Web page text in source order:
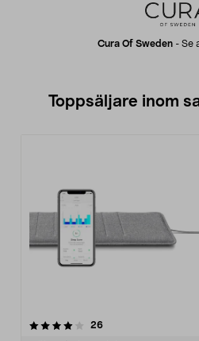
Cura Of Sweden - Se
Toppsäljare inom
26recensioner
0.0 av 5 stjärnor